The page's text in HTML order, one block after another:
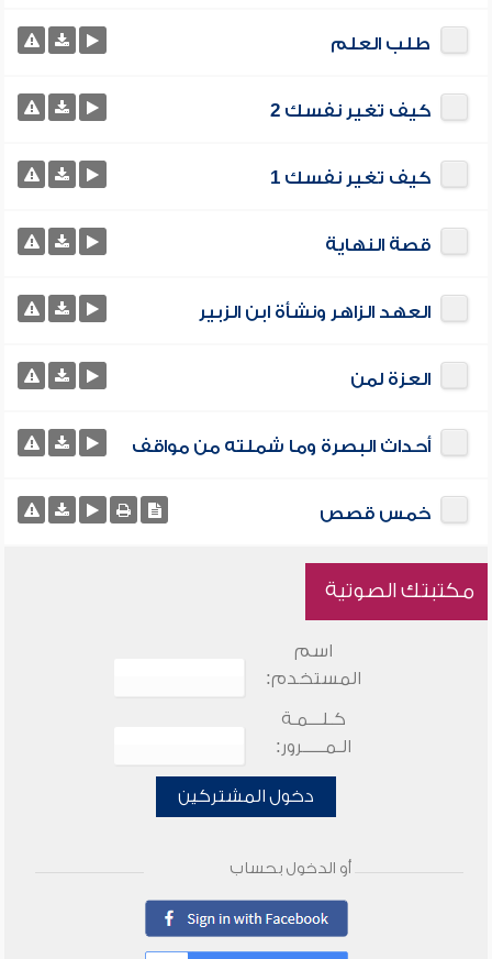
طلب العلم
كيف تغير نفسك 2
كيف تغير نفسك 1
قصة النهاية
العهد الزاهر ونشأة ابن الزبير
العزة لمن
أحداث البصرة وما شملته من مواقف
خمس قصص
مكتبتك الصوتية
اسم
المستخدم:
كـلـــمـة
الـمـــــرور:
دخول المشتركين
أو الدخول بحساب